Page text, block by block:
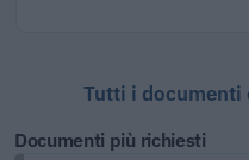
Tutti i
Documenti più richiesti